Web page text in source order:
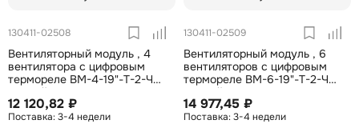
130411-02508
Вентиляторный модуль , 4
вентилятора с цифровым
термореле ВМ-4-19"-Т-2-Ч
черный ССД
12 120,82 ₽
3-4 недели
130411-02509
Вентиляторный модуль , 6
вентиляторов с цифровым
термореле ВМ-6-19"-Т-2-Ч
черный ССД
14 977,45 ₽
3-4 недели